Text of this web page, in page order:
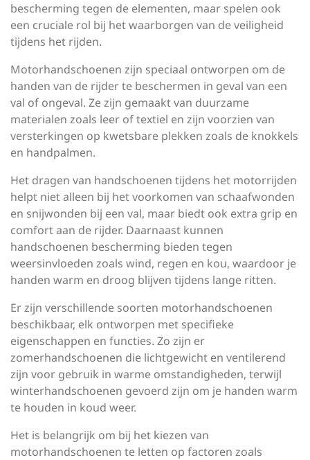
bescherming tegen de elementen, maar spelen ook
een cruciale rol bij het waarborgen van de veiligheid
tijdens het rijden.
Motorhandschoenen zijn speciaal ontworpen om de
handen van de rijder te beschermen in geval van een
val of ongeval. Ze zijn gemaakt van duurzame
materialen zoals leer of textiel en zijn voorzien van
versterkingen op kwetsbare plekken zoals de knokkels
en handpalmen.
Het dragen van handschoenen tijdens het motorrijden
helpt niet alleen bij het voorkomen van schaafwonden
en snijwonden bij een val, maar biedt ook extra grip en
comfort aan de rijder. Daarnaast kunnen
handschoenen bescherming bieden tegen
weersinvloeden zoals wind, regen en kou, waardoor je
handen warm en droog blijven tijdens lange ritten.
Er zijn verschillende soorten motorhandschoenen
beschikbaar, elk ontworpen met specifieke
eigenschappen en functies. Zo zijn er
zomerhandschoenen die lichtgewicht en ventilerend
zijn voor gebruik in warme omstandigheden, terwijl
winterhandschoenen gevoerd zijn om je handen warm
te houden in koud weer.
Het is belangrijk om bij het kiezen van
motorhandschoenen te letten op factoren zoals